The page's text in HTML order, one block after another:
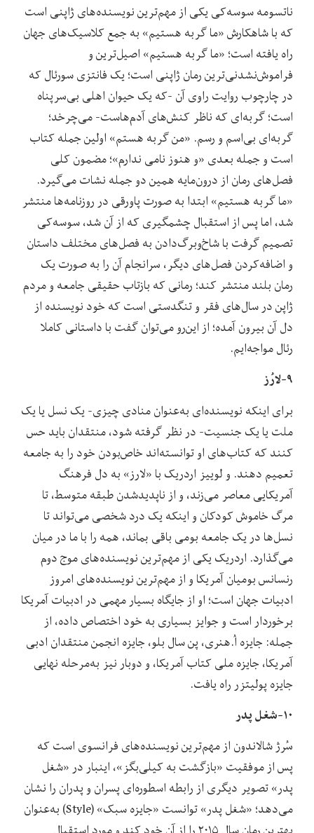
ناتسومه سوسه‌کی یکی از مهم‌ترین نویسنده‌های ژاپنی است
که با شاهکارش «ما گربه هستیم» به جمع کلاسیک‌های جهان
راه یافته است؛ «ما گربه هستیم» اصیل‌ترین و
فراموش‌نشدنی‌ترین رمان ژاپنی است؛ یک فانتزی سورئال که
در چارچوب روایت راوی آن -که یک حیوان اهلی بی‌سرپناه
است؛ گربه‌ای که ناظر کنش‌های آدم‌هاست- می‌چرخد؛
گربه‌ای بی‌اسم و رسم. «من گربه هستم» اولین جمله کتاب
است و جمله بعدی «و هنوز نامی ندارم»؛ مضمون کلی
فصل‌های رمان از درون‌مایه همین دو جمله‌ نشات می‌گیرد.
«ما گربه هستیم» ابتدا به صورت پاورقی در روزنامه‌ها منتشر
شد، اما پس از استقبال چشمگیری که از آن شد، سوسه‌کی
تصمیم گرفت با شاخ‌وبرگ‌دادن به فصل‌های مختلف داستان
و اضافه‌کردن فصل‌های دیگر، سرانجام آن را به صورت یک
رمان بلند منتشر کند؛ رمانی که بازتاب حقیقی جامعه و مردم
ژاپن در سال‌های فقر و تنگدستی است که خود نویسنده از
دل آن بیرون آمده؛ از این‌رو می‌توان گفت با داستانی کاملا
رئال مواجه‌ایم.
۹-لارُز
برای اینکه نویسنده‌ای به‌عنوان منادی چیزی- یک نسل یا یک
ملت یا یک جنسیت- در نظر گرفته شود، منتقدان باید حس
کنند که کتاب‌های او توانسته‌اند خاص‌بودن خود را به جامعه
تعمیم دهند. و لوییز اردریک با «لارز» به دل فرهنگ
آمریکایی معاصر می‌زند، و از ناپدیدشدن طبقه متوسط، تا
مرگ خاموش کودکان و اینکه یک درد شخصی می‌تواند تا
نسل‌ها در یک جامعه بومی باقی بماند، همه را با ما در میان
می‌گذارد. اردریک یکی از مهم‌ترین نویسنده‌های موج دوم
رنسانس بومیان آمریکا و از مهم‌ترین نویسنده‌های امروز
ادبیات جهان است؛ او از جایگاه بسیار مهمی در ادبیات آمریکا
برخوردار است و جوایز بسیاری به خود اختصاص داده، از
جمله: جایزه اُ.هنری، پن‌ سال بلو، جایزه انجمن منتقدان ادبی
آمریکا، جایزه ملی کتاب آمریکا، و دوبار نیز به‌مرحله نهایی
جایزه پولیتزر راه یافت.
۱۰-شغل پدر
سُرژ شالاندون از مهم‌ترین نویسنده‌های فرانسوی است که
پس از موفقیت «بازگشت به کیلی‌بگز»، اینبار در «شغل
پدر» تصویر دیگری از رابطه اسطوره‌ای پسران و پدران را نشان
می‌دهد؛ «شغل پدر» توانست «جایزه سبک» (Style) به‌عنوان